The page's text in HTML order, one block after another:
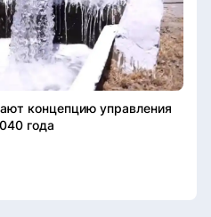
концепцию управления
года